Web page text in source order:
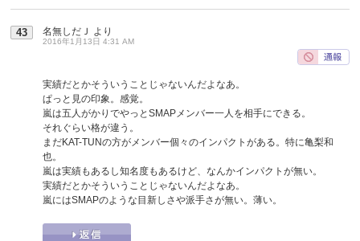
43 名無しだＪ より
2016年1月13日 4:31 AM
実績だとかそういうことじゃないんだよなあ。
ぱっと見の印象。感覚。
嵐は五人がかりでやっとSMAPメンバー一人を相手にできる。
それぐらい格が違う。
まだKAT-TUNの方がメンバー個々のインパクトがある。特に亀梨和
也。
嵐は実績もあるし知名度もあるけど、なんかインパクトが無い。
実績だとかそういうことじゃないんだよなあ。
嵐にはSMAPのような目新しさや派手さが無い。薄い。